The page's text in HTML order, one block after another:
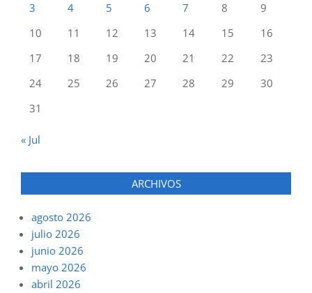
3
4 5 6 7 8
9
10
11 12 13 14 15
16
17
18 19 20 21 22
23
24
25 26 27 28 29
30
31
« Jul
ARCHIVOS
agosto 2026
julio 2026
junio 2026
mayo 2026
abril 2026